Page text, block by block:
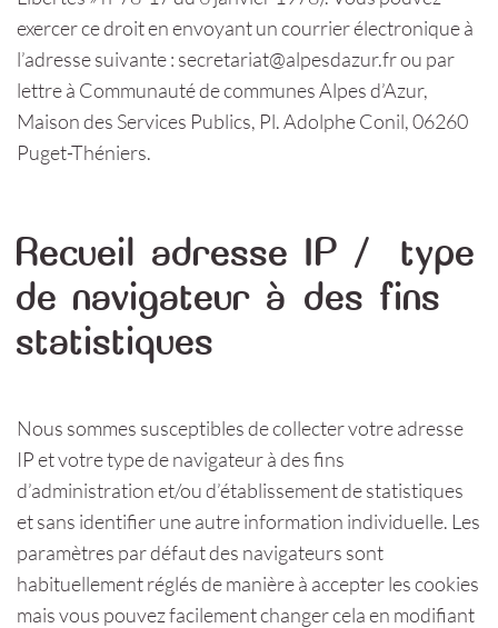
exercer ce droit en envoyant un courrier électronique à
l’adresse suivante : secretariat@alpesdazur.fr ou par
lettre à Communauté de communes Alpes d’Azur,
Maison des Services Publics, Pl. Adolphe Conil, 06260
Puget-Théniers.
Recueil adresse IP / type
de navigateur à des fins
statistiques
Nous sommes susceptibles de collecter votre adresse
IP et votre type de navigateur à des fins
d’administration et/ou d’établissement de statistiques
et sans identifier une autre information individuelle. Les
paramètres par défaut des navigateurs sont
habituellement réglés de manière à accepter les cookies
mais vous pouvez facilement changer cela en modifiant